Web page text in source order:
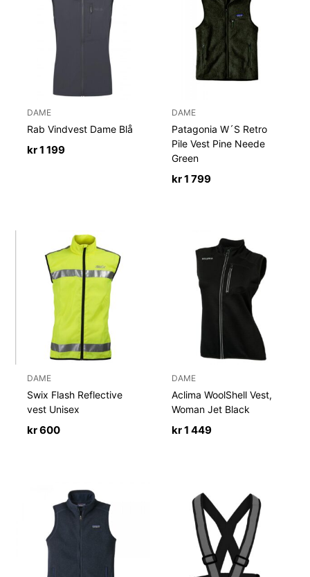
DAME
Rab Vindvest Dame Blå
kr1 199
DAME
Patagonia W´S Retro
Pile Vest Pine Neede
Green
kr1 799
DAME
Swix Flash Reflective
vest Unisex
kr600
DAME
Aclima WoolShell Vest,
Woman Jet Black
kr1 449